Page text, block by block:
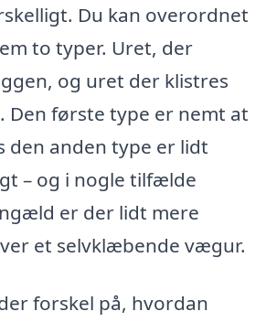
Du kan overordnet
to typer. Uret, der
og uret der klistres
Den første type er nemt at
den anden type er lidt
– og i nogle tilfælde
er der lidt mere
et selvklæbende vægur.
forskel på, hvordan